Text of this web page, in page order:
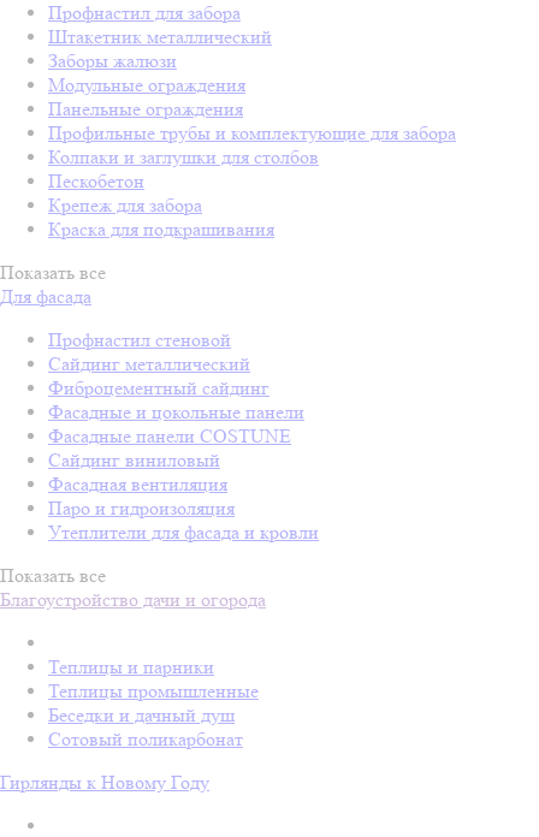
Профнастил для забора
Штакетник металлический
Заборы жалюзи
Модульные ограждения
Панельные ограждения
Профильные трубы и комплектующие для забора
Колпаки и заглушки для столбов
Пескобетон
Крепеж для забора
Краска для подкрашивания
Показать все
Для фасада
Профнастил стеновой
Сайдинг металлический
Фиброцементный сайдинг
Фасадные и цокольные панели
Фасадные панели COSTUNE
Сайдинг виниловый
Фасадная вентиляция
Паро и гидроизоляция
Утеплители для фасада и кровли
Показать все
Благоустройство дачи и огорода
Теплицы и парники
Теплицы промышленные
Беседки и дачный душ
Сотовый поликарбонат
Гирлянды к Новому Году